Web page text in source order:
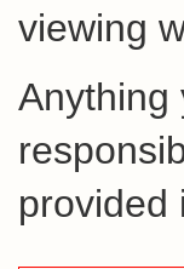
viewing
Anything
provided